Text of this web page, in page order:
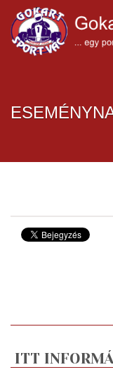
ITT